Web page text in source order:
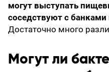
могут выступать
соседствуют с банками
Достаточно много
Могут ли